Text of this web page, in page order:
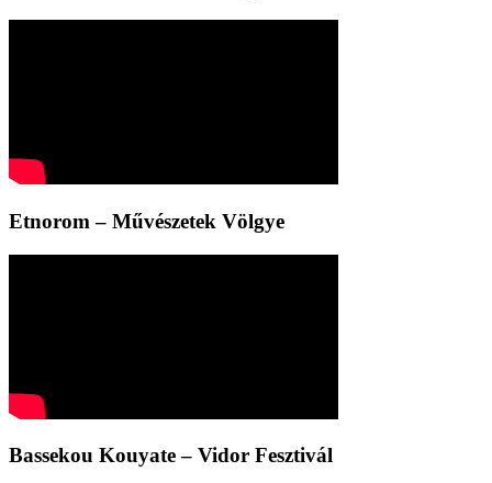
Etnorom – Művészetek Völgye
Bassekou Kouyate – Vidor Fesztivál